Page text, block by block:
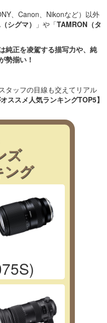
、Canon、Nikonなど）以外
シグマ） 」や「TAMRON（タ
純正を凌駕する描写力や、純
勢揃い！
タッフの目線も交えてリアル
ススメ人気ランキングTOP5】
ズ
ング